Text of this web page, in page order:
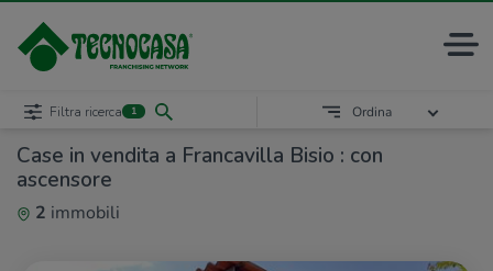
Case in vendita a Francavilla Bisio : con
ascensore
2 immobili
Filtra ricerca 1 Ordina